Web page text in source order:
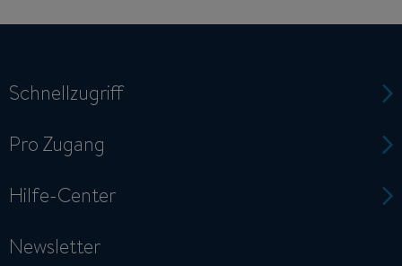
Schnellzugriff
Pro Zugang
Hilfe-Center
Newsletter